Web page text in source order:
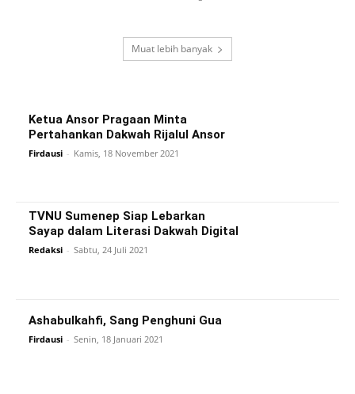
Muat lebih banyak
Ketua Ansor Pragaan Minta
Pertahankan Dakwah Rijalul Ansor
Firdausi - Kamis, 18 November 2021
TVNU Sumenep Siap Lebarkan
Sayap dalam Literasi Dakwah Digital
Redaksi - Sabtu, 24 Juli 2021
Ashabulkahfi, Sang Penghuni Gua
Firdausi - Senin, 18 Januari 2021